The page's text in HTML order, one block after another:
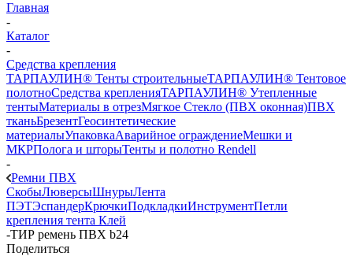
Главная
-
Каталог
-
Средства крепления
ТАРПАУЛИН® Тенты строительныеТАРПАУЛИН® Тентовое
полотноСредства крепленияТАРПАУЛИН® Утепленные
тентыМатериалы в отрезМягкое Стекло (ПВХ оконная)ПВХ
тканьБрезентГеосинтетические
материалыУпаковкаАварийное ограждениеМешки и
МКРПолога и шторыТенты и полотно Rendell
-
Ремни ПВХ
СкобыЛюверсыШнурыЛента
ПЭТЭспандерКрючкиПодкладкиИнструментПетли
крепления тента Клей
-ТИР ремень ПВХ b24
Поделиться